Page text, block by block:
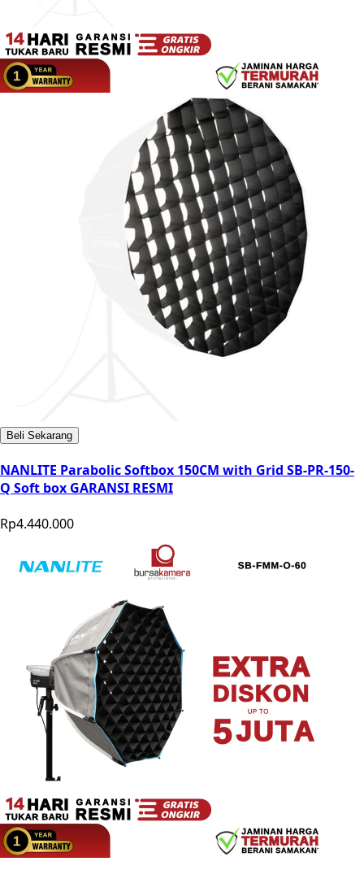
Beli Sekarang
NANLITE Parabolic Softbox 150CM with Grid SB-PR-150-
Q Soft box GARANSI RESMI
Rp4.440.000